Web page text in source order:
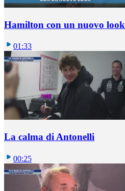
Hamilton con un nuovo look
01:33
La calma di Antonelli
00:25